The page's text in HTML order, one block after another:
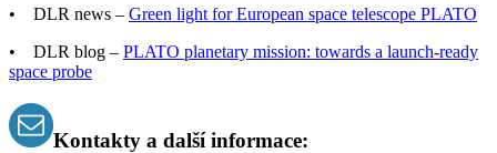
• DLR news – Green light for European space telescope PLATO
• DLR blog – PLATO planetary mission: towards a launch-ready
space probe
Kontakty a další informace: